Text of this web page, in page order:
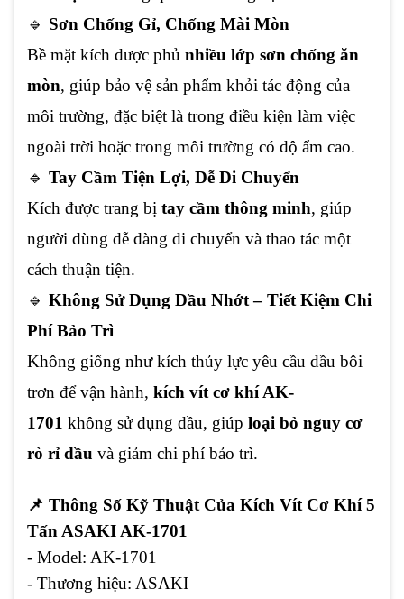
🔹 Sơn Chống Gỉ, Chống Mài Mòn
Bề mặt kích được phủ nhiều lớp sơn chống ăn
mòn, giúp bảo vệ sản phẩm khỏi tác động của
môi trường, đặc biệt là trong điều kiện làm việc
ngoài trời hoặc trong môi trường có độ ẩm cao.
🔹 Tay Cầm Tiện Lợi, Dễ Di Chuyển
Kích được trang bị tay cầm thông minh, giúp
người dùng dễ dàng di chuyển và thao tác một
cách thuận tiện.
🔹 Không Sử Dụng Dầu Nhớt – Tiết Kiệm Chi
Phí Bảo Trì
Không giống như kích thủy lực yêu cầu dầu bôi
trơn để vận hành, kích vít cơ khí AK-
1701 không sử dụng dầu, giúp loại bỏ nguy cơ
rò rỉ dầu và giảm chi phí bảo trì.
📌 Thông Số Kỹ Thuật Của Kích Vít Cơ Khí 5
Tấn ASAKI AK-1701
- Model: AK-1701
- Thương hiệu: ASAKI